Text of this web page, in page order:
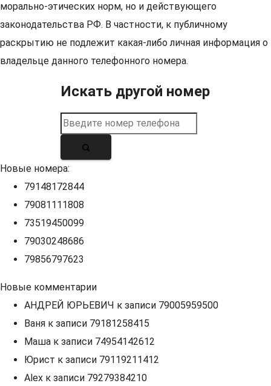
морально-этических норм, но и действующего
законодательства РФ. В частности, к публичному
раскрытию не подлежит какая-либо личная информация о
владельце данного телефонного номера.
Искать другой номер
Новые номера:
79148172844
79081111808
73519450099
79030248686
79856797623
Новые комментарии
АНДРЕЙ ЮРЬЕВИЧ к записи 79005959500
Ваня к записи 79181258415
Маша к записи 74954142612
Юрист к записи 79119211412
Alex к записи 79279384210